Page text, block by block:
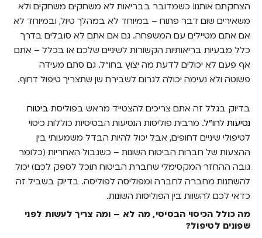
איך מקבלים החזר על טיפול שיניים דחוף?
הרחבות ביטוח שכדאי לעשות
בודקים ומשווים את התנאים של הפוליסה לפני
הטיסה – ולא מצטערים!
לחו"ל ולמצוא כיסוי לטיפולי שיניים
הצחקתם אותנו! כשמדובר בבריאות לא משחקים משחקים ולא
משאירים שום דבר פתוח – במיוחד לא במהלך טיול, ובמיוחד לא
אם אתם מטיילים עם המשפחה. גם אם אתם לא סובלים בדרך
כלל מבעיות בריאותיות הקשורות לשיניים שלכם או בכלל – אתם
אף פעם לא יכולים לדעת מה יצוץ בחו"ל. גם סתם מעידה
פשוטה ולא נעימה יכולה לגרום לשבירת שן שתצריך טיפול דחוף.
בדיוק בגלל זה אתם צריכים להצטייד מראש בפוליסת ביטוח
נסיעות לחו"ל. מרבית פוליסות הנסיעות הבסיסיות כוללות כיסוי
לטיפולי שיניים דחופים, אבל יכול להיות הבדל משמעותי בין
ההצעות של חברות הביטוח השונות – כשגבול האחריות (כלומר
גובה ההחזר המקסימלי שחברת הביטוח תוכל לספק לכם) יכול
להשתנות מחברה לחברה ומפוליסה לפוליסה. בדיוק בשביל זה
כדאי לכם להשוות בין הפוליסות השונות.
מה כולל הכיסוי הבסיסי, מה לא – ומה צריך לעשות לפני
שפונים לטיפול?